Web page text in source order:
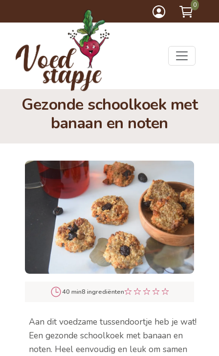
0
Gezonde schoolkoek met
banaan en noten
40 min8 ingrediënten
Aan dit voedzame tussendoortje heb je wat!
Een gezonde schoolkoek met banaan en
noten. Heel eenvoudig en leuk om samen